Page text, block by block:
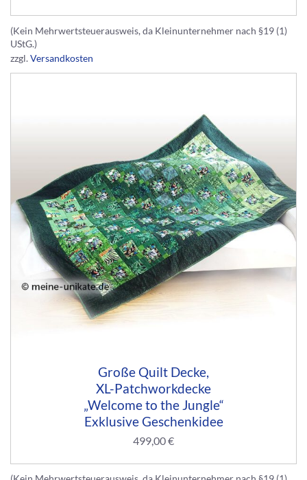
(Kein Mehrwertsteuerausweis, da Kleinunternehmer nach §19 (1)
UStG.)
zzgl.Versandkosten
Große Quilt Decke,
XL-Patchworkdecke
„Welcome to the Jungle“
Exklusive Geschenkidee
499,00€